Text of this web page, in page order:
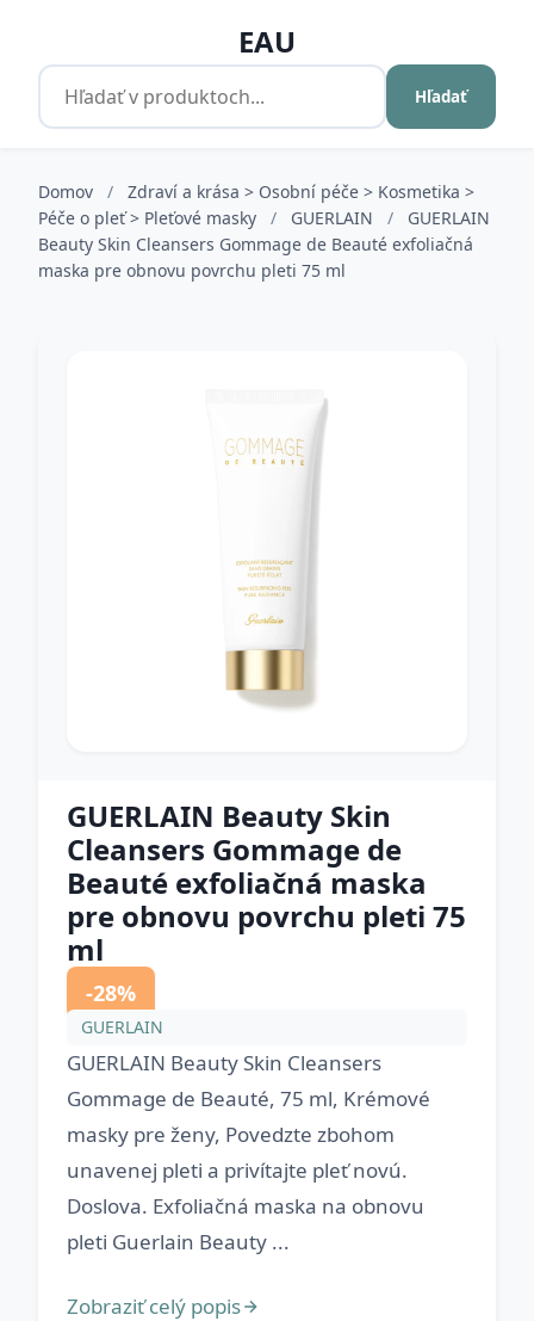
EAU
Hľadať
Domov /
Zdraví a krása > Osobní péče > Kosmetika >
Péče o pleť > Pleťové masky
/ GUERLAIN /
GUERLAIN
Beauty Skin Cleansers Gommage de Beauté exfoliačná
maska pre obnovu povrchu pleti 75 ml
GUERLAIN Beauty Skin
Cleansers Gommage de
Beauté exfoliačná maska
pre obnovu povrchu pleti 75
ml
-28%
GUERLAIN
GUERLAIN Beauty Skin Cleansers
Gommage de Beauté, 75 ml, Krémové
masky pre ženy, Povedzte zbohom
unavenej pleti a privítajte pleť novú.
Doslova. Exfoliačná maska na obnovu
pleti Guerlain Beauty ...
Zobraziť celý popis